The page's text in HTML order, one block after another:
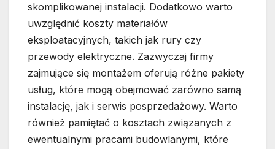
skomplikowanej instalacji. Dodatkowo warto
uwzględnić koszty materiałów
eksploatacyjnych, takich jak rury czy
przewody elektryczne. Zazwyczaj firmy
zajmujące się montażem oferują różne pakiety
usług, które mogą obejmować zarówno samą
instalację, jak i serwis posprzedażowy. Warto
również pamiętać o kosztach związanych z
ewentualnymi pracami budowlanymi, które